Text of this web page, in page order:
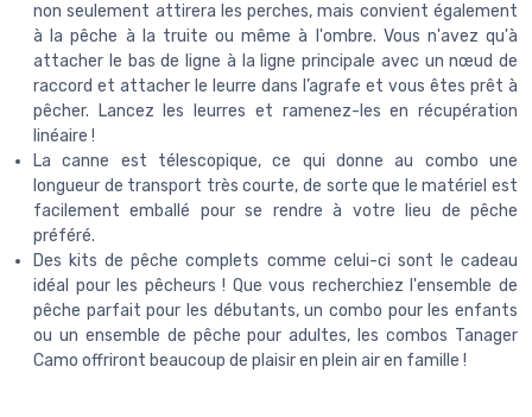
non seulement attirera les perches, mais convient également
à la pêche à la truite ou même à l'ombre. Vous n'avez qu'à
attacher le bas de ligne à la ligne principale avec un nœud de
raccord et attacher le leurre dans l’agrafe et vous êtes prêt à
pêcher. Lancez les leurres et ramenez-les en récupération
linéaire !
La canne est télescopique, ce qui donne au combo une
longueur de transport très courte, de sorte que le matériel est
facilement emballé pour se rendre à votre lieu de pêche
préféré.
Des kits de pêche complets comme celui-ci sont le cadeau
idéal pour les pêcheurs ! Que vous recherchiez l'ensemble de
pêche parfait pour les débutants, un combo pour les enfants
ou un ensemble de pêche pour adultes, les combos Tanager
Camo offriront beaucoup de plaisir en plein air en famille !